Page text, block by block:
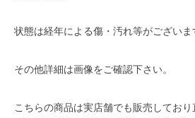
状態は経年による傷・汚れ等がございま
その他詳細は画像をご確認下さい。
こちらの商品は実店舗でも販売してお